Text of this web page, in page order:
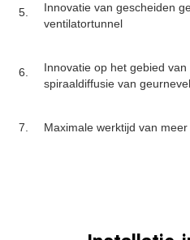
5.
Innovatie van gescheiden
ventilatortunnel
6.
Innovatie op het gebied van
spiraaldiffusie van
7. Maximale werktijd van